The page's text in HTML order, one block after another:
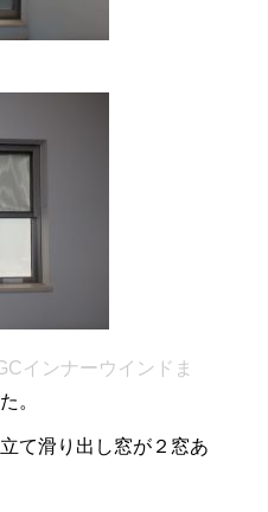
インナーウインドま
。
て滑り出し窓が２窓あ